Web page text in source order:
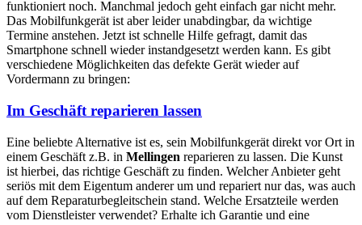
funktioniert noch. Manchmal jedoch geht einfach gar nicht mehr.
Das Mobilfunkgerät ist aber leider unabdingbar, da wichtige
Termine anstehen. Jetzt ist schnelle Hilfe gefragt, damit das
Smartphone schnell wieder instandgesetzt werden kann. Es gibt
verschiedene Möglichkeiten das defekte Gerät wieder auf
Vordermann zu bringen:
Im Geschäft reparieren lassen
Eine beliebte Alternative ist es, sein Mobilfunkgerät direkt vor Ort in
einem Geschäft z.B. in Mellingen reparieren zu lassen. Die Kunst
ist hierbei, das richtige Geschäft zu finden. Welcher Anbieter geht
seriös mit dem Eigentum anderer um und repariert nur das, was auch
auf dem Reparaturbegleitschein stand. Welche Ersatzteile werden
vom Dienstleister verwendet? Erhalte ich Garantie und eine